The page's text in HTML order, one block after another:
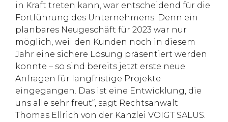
in Kraft treten kann, war entscheidend für die
Fortführung des Unternehmens. Denn ein
planbares Neugeschäft für 2023 war nur
möglich, weil den Kunden noch in diesem
Jahr eine sichere Lösung präsentiert werden
konnte – so sind bereits jetzt erste neue
Anfragen für langfristige Projekte
eingegangen. Das ist eine Entwicklung, die
uns alle sehr freut“, sagt Rechtsanwalt
Thomas Ellrich von der Kanzlei VOIGT SALUS.